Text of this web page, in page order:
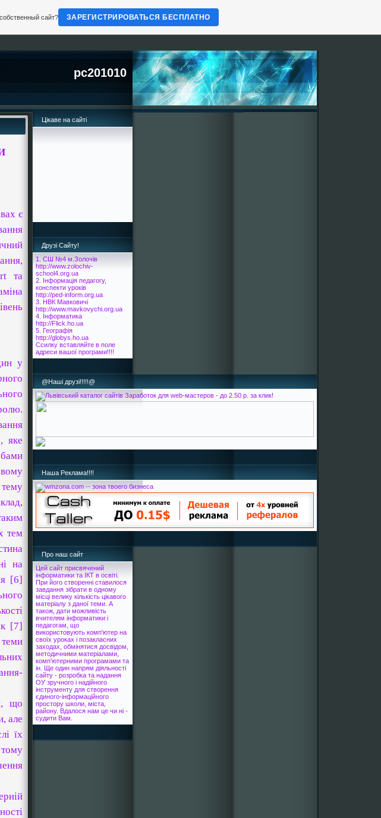
pc201010
є
та
у
яке
тем
на
[6]
[7]
теми
що
але
їх
Цікаве на сайті
Друзі Сайту!
1. СШ №4 м.Золочів
http://www.zolochiv-
school4.org.ua
2. Інформація педагогу,
конспекти уроків
http://ped-inform.org.ua
3. НВК Мавковичі
http://www.mavkovychi.org.ua
4. Інформатика
http://Flick.ho.ua
5. Географія
http://globys.ho.ua
Ссилку вставляйте в поле
адреси вашої програми!!!!
@Наші друзі!!!!!@
Заработок для web-мастеров - до 2.50 р. за клик!
Наша Реклама!!!!
Про наш сайт
Цей сайт присвячений
інформатики та ІКТ в освіті.
При його створенні ставилося
завдання зібрати в одному
місці велику кількість цікавого
матеріалу з даної теми. А
також, дати можливість
вчителям інформатики і
педагогам, що
використовують комп'ютер на
своїх уроках і позакласних
заходах, обмінятися досвідом,
методичними матеріалами,
комп'ютерними програмами та
ін. Ще один напрям діяльності
сайту - розробка та надання
ОУ зручного і надійного
інструменту для створення
єдиного-інформаційного
простору школи, міста,
району. Вдалося нам це чи ні -
судити Вам.
сайт? ЗАРЕГИСТРИРОВАТЬСЯ БЕСПЛАТНО